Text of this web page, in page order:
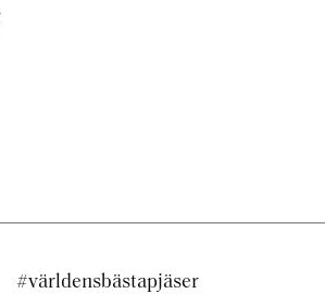
#världensbästapjäser